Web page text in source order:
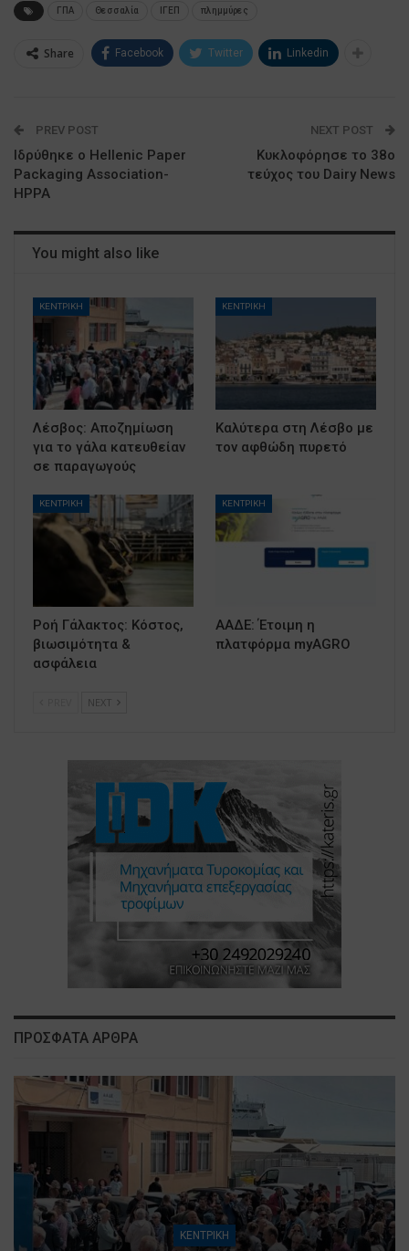
ΓΠΑ Θεσσαλία ΙΓΕΠ πλημμύρες
Share Facebook Twitter Linkedin
PREV POST
Ιδρύθηκε ο Hellenic Paper
Packaging Association-
HPPA
NEXT POST
Κυκλοφόρησε το 38ο
τεύχος του Dairy News
You might also like
ΚΕΝΤΡΙΚΗ
Λέσβος: Αποζημίωση
για το γάλα κατευθείαν
σε παραγωγούς
ΚΕΝΤΡΙΚΗ
Καλύτερα στη Λέσβο με
τον αφθώδη πυρετό
ΚΕΝΤΡΙΚΗ
Ροή Γάλακτος: Κόστος,
βιωσιμότητα &
ασφάλεια
ΚΕΝΤΡΙΚΗ
ΑΑΔΕ: Έτοιμη η
πλατφόρμα myAGRO
NEXT
ΠΡΟΣΦΑΤΑ ΑΡΘΡΑ
ΚΕΝΤΡΙΚΗ